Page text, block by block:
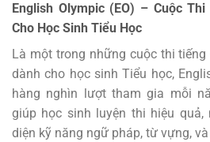
English Olympic (EO) – Cuộc
Cho Học Sinh Tiểu Học
Là một trong những cuộc thi
dành cho học sinh Tiểu học,
hàng nghìn lượt tham gia mỗi
giúp học sinh luyện thi hiệu
diện kỹ năng ngữ pháp, từ vựng,